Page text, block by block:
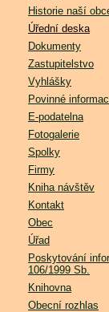
Historie naší
Úřední deska
Dokumenty
Zastupitelstvo
Vyhlášky
Povinné
E-podatelna
Fotogalerie
Spolky
Firmy
Kniha návštěv
Kontakt
Obec
Úřad
Poskytování
106/1999 Sb.
Knihovna
Obecní rozhlas